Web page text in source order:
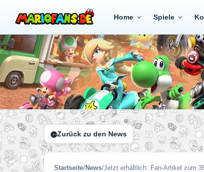
Home Spiele
Zurück zu den News
Startseite/News/Jetzt erhältlich: Fan-Artikel zum